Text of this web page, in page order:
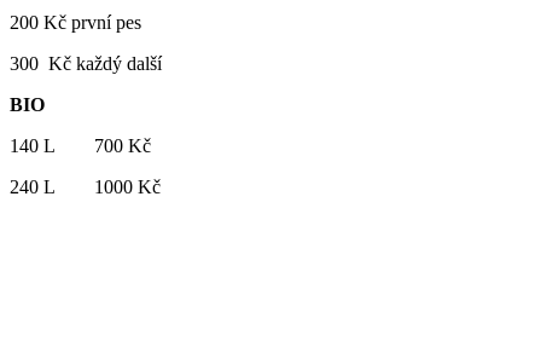
200 Kč první pes
300 Kč každý další
BIO
140 L 700 Kč
240 L 1000 Kč